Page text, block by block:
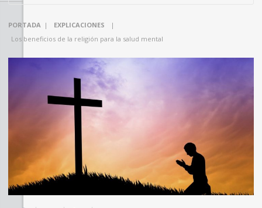
PORTADA | EXPLICACIONES
|
Los beneficios de la religión para la salud mental